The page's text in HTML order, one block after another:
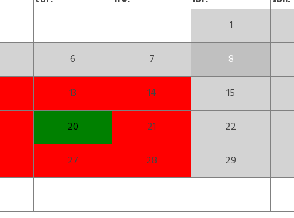
1
6 7 8
13 14 15
20 21 22
27 28 29